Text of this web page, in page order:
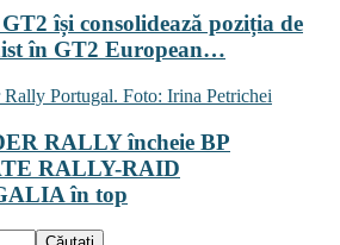
își consolidează poziția de
în GT2 European…
RALLY încheie BP
RALLY-RAID
în top